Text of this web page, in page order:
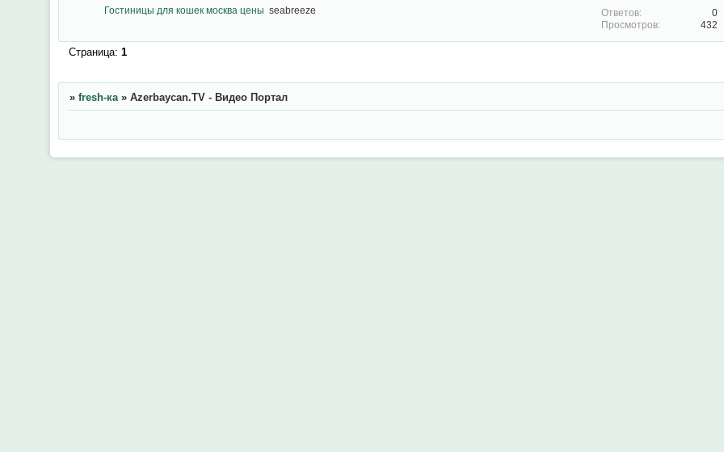
Гостиницы для кошек москва цены seabreeze
0
432
Страница: 1
» fresh-ка » Azerbaycan.TV - Видео Портал